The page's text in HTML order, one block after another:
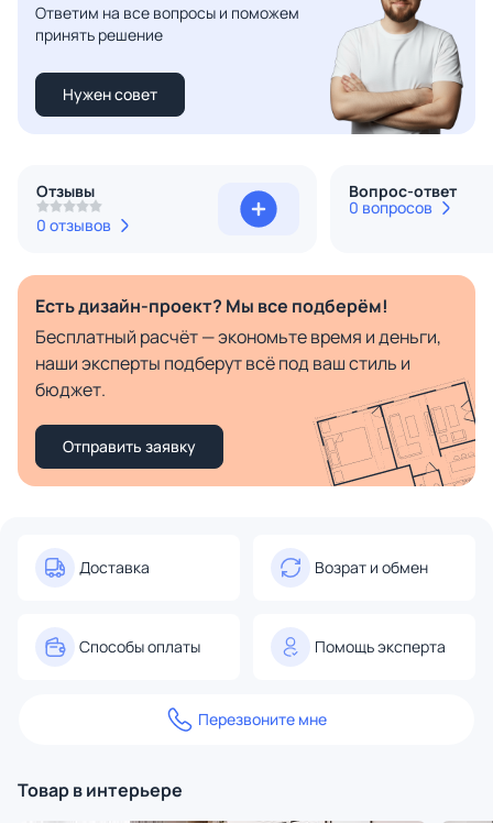
Ответим на все вопросы и поможем
принять решение
Нужен совет
Отзывы
0 отзывов
Вопрос-ответ
0 вопросов
Есть дизайн-проект? Мы все подберём!
Бесплатный расчёт — экономьте время и деньги,
наши эксперты подберут всё под ваш стиль и
бюджет.
Отправить заявку
Доставка Возрат и обмен
Способы оплаты Помощь эксперта
Перезвоните мне
Товар в интерьере